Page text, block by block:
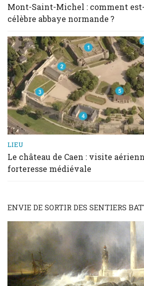
Mont-Saint-Michel : comment
célèbre abbaye normande ?
LIEU
Le château de Caen : visite
forteresse médiévale
ENVIE DE SORTIR DES SENTIERS